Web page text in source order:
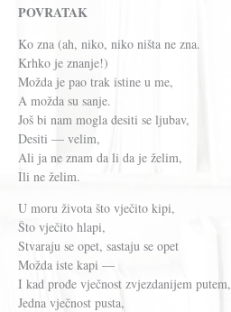
POVRATAK
Ko zna (ah, niko, niko ništa ne zna.
Krhko je znanje!)
Možda je pao trak istine u me,
A možda su sanje.
Još bi nam mogla desiti se ljubav,
Desiti — velim,
Ali ja ne znam da li da je želim,
Ili ne želim.
U moru života što vječito kipi,
Što vječito hlapi,
Stvaraju se opet, sastaju se opet
Možda iste kapi —
I kad prođe vječnost zvjezdanijem putem,
Jedna vječnost pusta,